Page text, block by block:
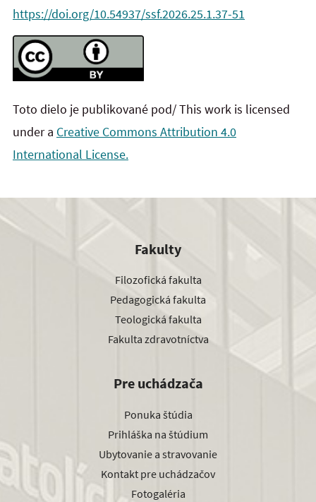
https://doi.org/10.54937/ssf.2026.25.1.37-51
Toto dielo je publikované pod/ This work is licensed
under a Creative Commons Attribution 4.0
International License.
Fakulty
Filozofická fakulta
Pedagogická fakulta
Teologická fakulta
Fakulta zdravotníctva
Pre uchádzača
Ponuka štúdia
Prihláška na štúdium
Ubytovanie a stravovanie
Kontakt pre uchádzačov
Fotogaléria